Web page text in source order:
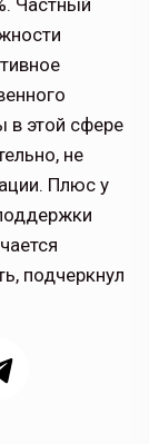
Частный
в этой сфере
не
Плюс у
подчеркнул